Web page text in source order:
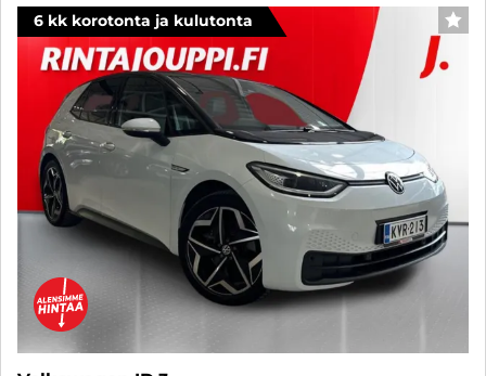
6 kk korotonta ja kulutonta